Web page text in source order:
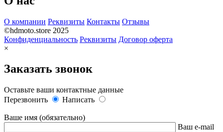
О компании Реквизиты Контакты Отзывы
©hdmoto.store 2025
Конфиденциальность Реквизиты Договор оферта
×
Заказать звонок
Оставьте ваши контактные данные
Перезвонить
Написать
Ваше имя (обязательно)
Ваш e-mail